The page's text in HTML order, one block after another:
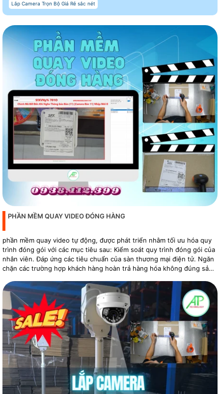
Lắp Camera Trọn Bộ Giá Rẻ sắc nét
PHẦN MỀM QUAY VIDEO ĐÓNG HÀNG
phần mềm quay video tự động, được phát triển nhằm tối ưu hóa quy
trình đóng gói với các mục tiêu sau: Kiểm soát quy trình đóng gói của
nhân viên. Đáp ứng các tiêu chuẩn của sàn thương mại điện tử. Ngăn
chặn các trường hợp khách hàng hoàn trả hàng hóa không đúng sản